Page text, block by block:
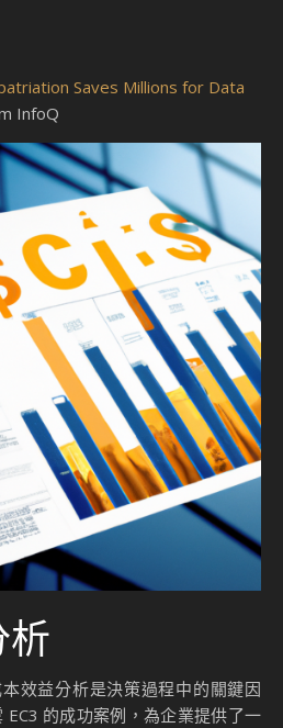
Saves Millions for Data
InfoQ
析
效益分析是決策過程中的關鍵因
的成功案例，為企業提供了一